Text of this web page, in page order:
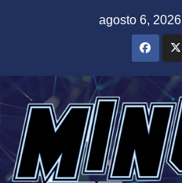
agosto 6, 2026